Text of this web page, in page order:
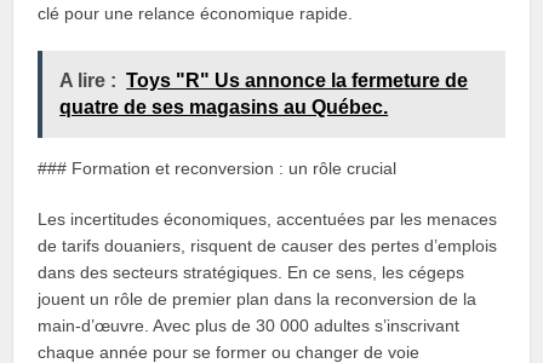
clé pour une relance économique rapide.
A lire : Toys "R" Us annonce la fermeture de
quatre de ses magasins au Québec.
### Formation et reconversion : un rôle crucial
Les incertitudes économiques, accentuées par les menaces
de tarifs douaniers, risquent de causer des pertes d’emplois
dans des secteurs stratégiques. En ce sens, les cégeps
jouent un rôle de premier plan dans la reconversion de la
main-d’œuvre. Avec plus de 30 000 adultes s’inscrivant
chaque année pour se former ou changer de voie